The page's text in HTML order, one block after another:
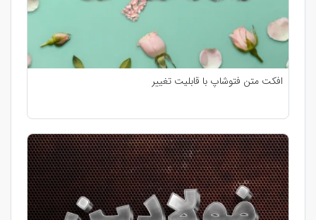
افکت متن فتوشاپ با قابلیت تغییر